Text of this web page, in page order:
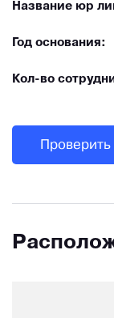
Название юр
Год основания:
Кол-во